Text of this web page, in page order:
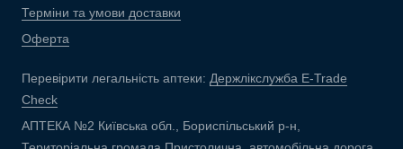
Терміни та умови доставки
Оферта
Перевірити легальність аптеки: Держлікслужба E-Trade
Check
АПТЕКА №2 Київська обл., Бориспільський р-н,